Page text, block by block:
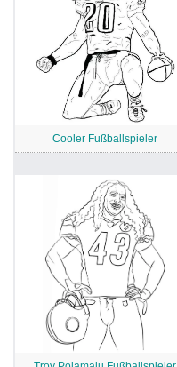
Cooler Fußballspieler